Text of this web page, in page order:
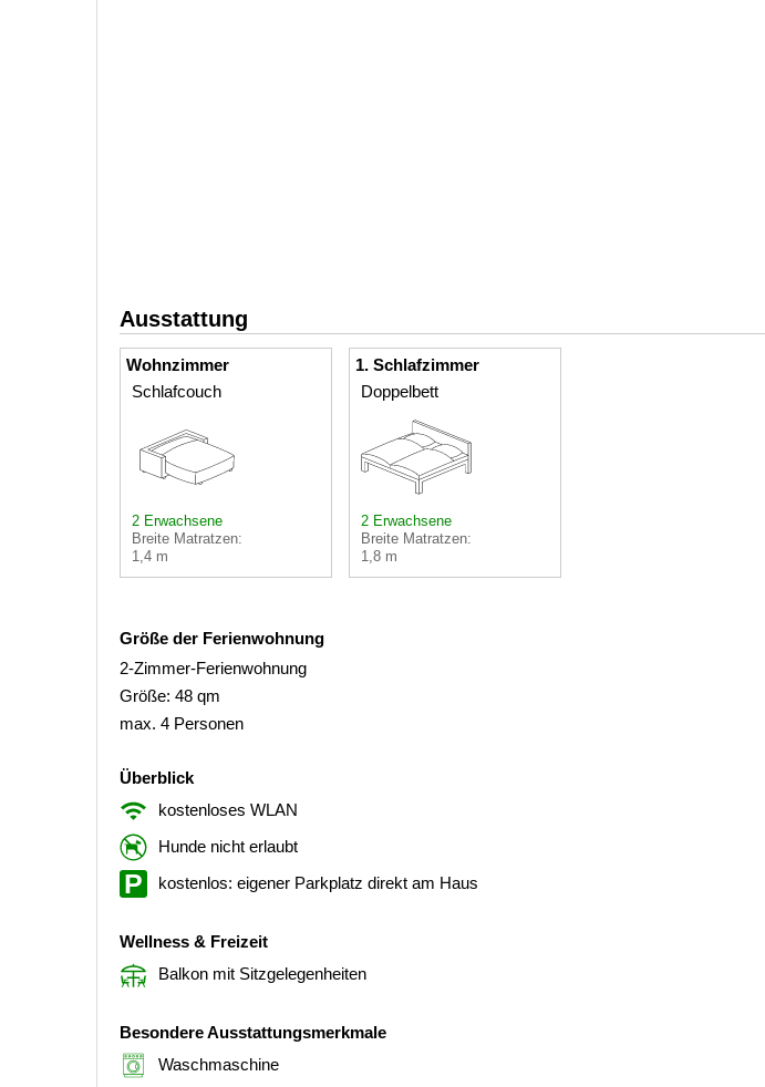
Ausstattung
Wohnzimmer
Schlafcouch
2 Erwachsene
Breite Matratzen:
1,4 m
1. Schlafzimmer
Doppelbett
2 Erwachsene
Breite Matratzen:
1,8 m
Größe der Ferienwohnung
2-Zimmer-Ferienwohnung
Größe: 48 qm
max. 4 Personen
Überblick
kostenloses WLAN
Hunde nicht erlaubt
kostenlos: eigener Parkplatz direkt am Haus
Wellness & Freizeit
Balkon mit Sitzgelegenheiten
Besondere Ausstattungsmerkmale
Waschmaschine